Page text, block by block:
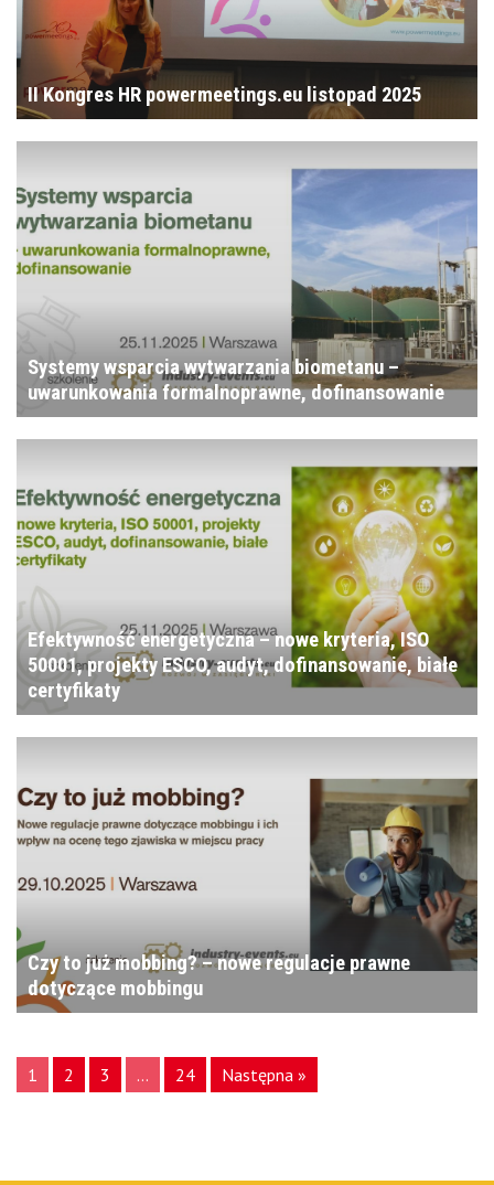
II Kongres HR powermeetings.eu listopad 2025
Systemy wsparcia wytwarzania biometanu –
uwarunkowania formalnoprawne, dofinansowanie
Efektywność energetyczna – nowe kryteria, ISO
50001, projekty ESCO, audyt, dofinansowanie, białe
certyfikaty
Czy to już mobbing? – nowe regulacje prawne
dotyczące mobbingu
1 2 3 … 24 Następna »